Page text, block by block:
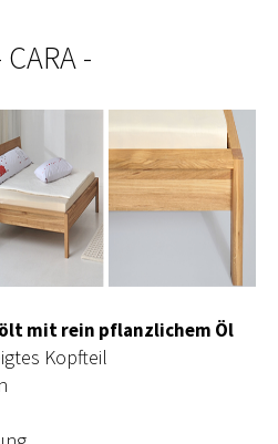
-
mit rein pflanzlichem Öl
Kopfteil